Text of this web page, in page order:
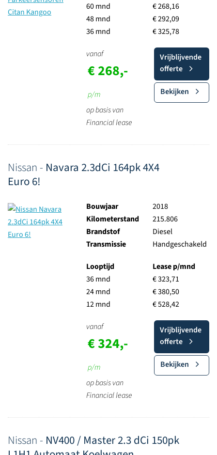
60 mnd
48 mnd
36 mnd
€ 268,16
€ 292,09
€ 325,78
vanaf
€ 268,-
p/m
op basis van
Financial lease
Vrijblijvende
offerte
Bekijken
Nissan - Navara 2.3dCi 164pk 4X4
Euro 6!
Bouwjaar
2018
Kilometerstand
215.806
Brandstof
Diesel
Transmissie
Handgeschakeld
Looptijd
36 mnd
24 mnd
12 mnd
Lease p/mnd
€ 323,71
€ 380,50
€ 528,42
vanaf
€ 324,-
p/m
op basis van
Financial lease
Vrijblijvende
offerte
Bekijken
Nissan - NV400 / Master 2.3 dCi 150pk